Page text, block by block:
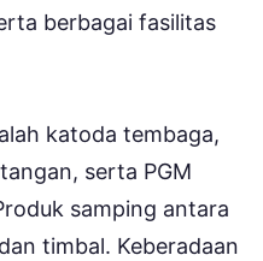
berbagai fasilitas
katoda tembaga,
serta PGM
samping antara
timbal. Keberadaan